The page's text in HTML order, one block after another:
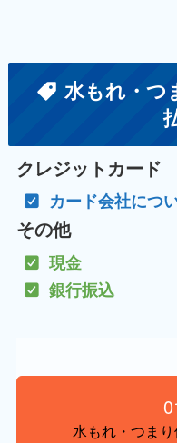
水もれ・つ
クレジットカード
カード会社につ
その他
現金
銀行振込
水もれ・つま